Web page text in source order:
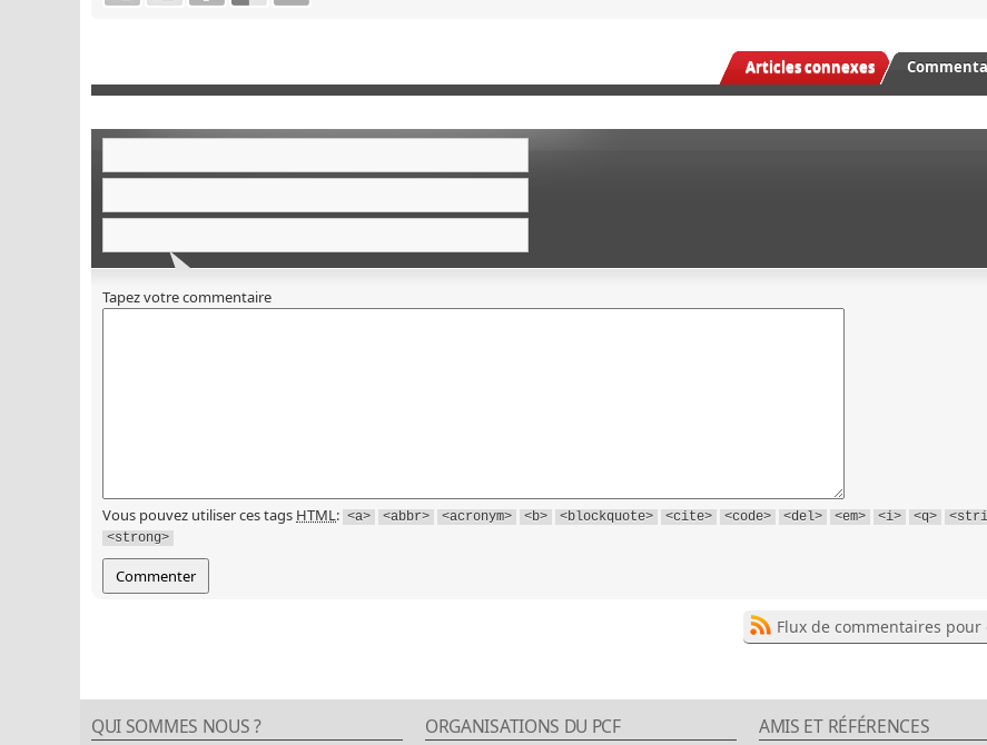
Articles connexes
Tapez votre commentaire
Vous pouvez utiliser ces tags HTML: <a> <abbr> <acronym> <b> <blockquote> <cite> <code> <del> <em> <i> <q>
<strong>
Flux de commentaires
QUI SOMMES NOUS ? ORGANISATIONS DU PCF AMIS ET RÉFÉRENCES